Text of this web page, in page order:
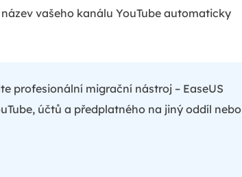
vašeho kanálu YouTube automaticky
profesionální migrační nástroj – EaseUS
účtů a předplatného na jiný oddíl nebo